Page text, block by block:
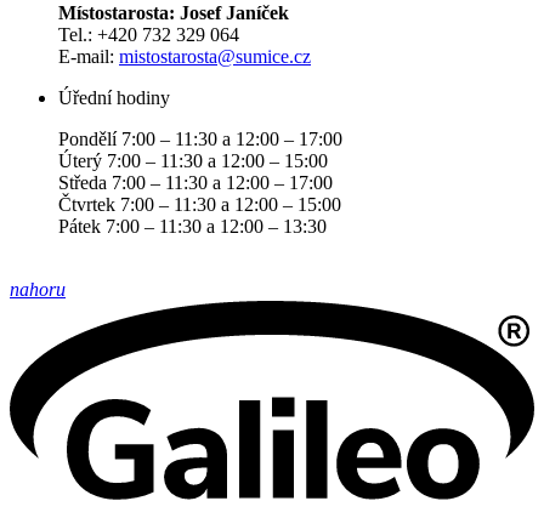
Místostarosta: Josef Janíček
Tel.: +420 732 329 064
E-mail: mistostarosta@sumice.cz
Úřední hodiny
Pondělí 7:00 – 11:30 a 12:00 – 17:00
Úterý 7:00 – 11:30 a 12:00 – 15:00
Středa 7:00 – 11:30 a 12:00 – 17:00
Čtvrtek 7:00 – 11:30 a 12:00 – 15:00
Pátek 7:00 – 11:30 a 12:00 – 13:30
nahoru